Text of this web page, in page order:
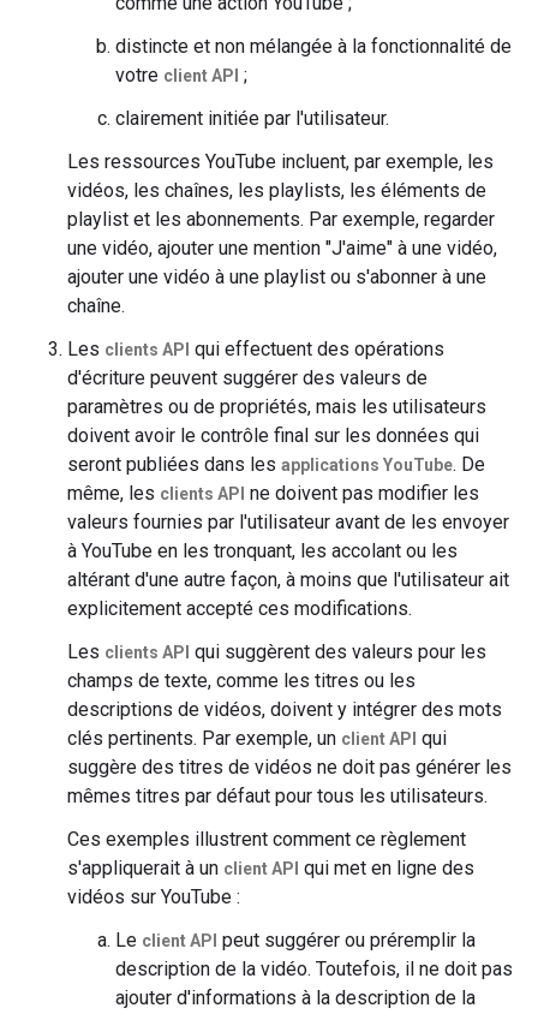
distincte et non mélangée à la fonctionnalité de
votre client API ;
clairement initiée par l'utilisateur.
Les ressources YouTube incluent, par exemple, les
vidéos, les chaînes, les playlists, les éléments de
playlist et les abonnements. Par exemple, regarder
une vidéo, ajouter une mention "J'aime" à une vidéo,
ajouter une vidéo à une playlist ou s'abonner à une
chaîne.
Les clients API qui effectuent des opérations
d'écriture peuvent suggérer des valeurs de
paramètres ou de propriétés, mais les utilisateurs
doivent avoir le contrôle final sur les données qui
seront publiées dans les applications YouTube. De
même, les clients API ne doivent pas modifier les
valeurs fournies par l'utilisateur avant de les envoyer
à YouTube en les tronquant, les accolant ou les
altérant d'une autre façon, à moins que l'utilisateur ait
explicitement accepté ces modifications.
Les clients API qui suggèrent des valeurs pour les
champs de texte, comme les titres ou les
descriptions de vidéos, doivent y intégrer des mots
clés pertinents. Par exemple, un client API qui
suggère des titres de vidéos ne doit pas générer les
mêmes titres par défaut pour tous les utilisateurs.
Ces exemples illustrent comment ce règlement
s'appliquerait à un client API qui met en ligne des
vidéos sur YouTube :
Le client API peut suggérer ou préremplir la
description de la vidéo. Toutefois, il ne doit pas
ajouter d'informations à la description de la